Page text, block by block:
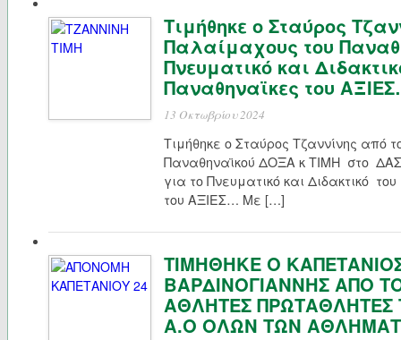
Τιμήθηκε ο Σταύρος
Παλαίμαχους του
Πνευματικό και
Παναθηναϊκες του
13 Οκτωβρίου 2024
Τιμήθηκε ο Σταύρος Τζαννίνης από
Παναθηναϊκού ΔΟΞΑ κ ΤΙΜΗ στο
για το Πνευματικό και Διδακτικό
του ΑΞΙΕΣ… Με […]
ΤΙΜΗΘΗΚΕ Ο
ΒΑΡΔΙΝΟΓΙΑΝΝΗΣ ΑΠΟ
ΑΘΛΗΤΕΣ
Α.Ο ΟΛΩΝ ΤΩΝ